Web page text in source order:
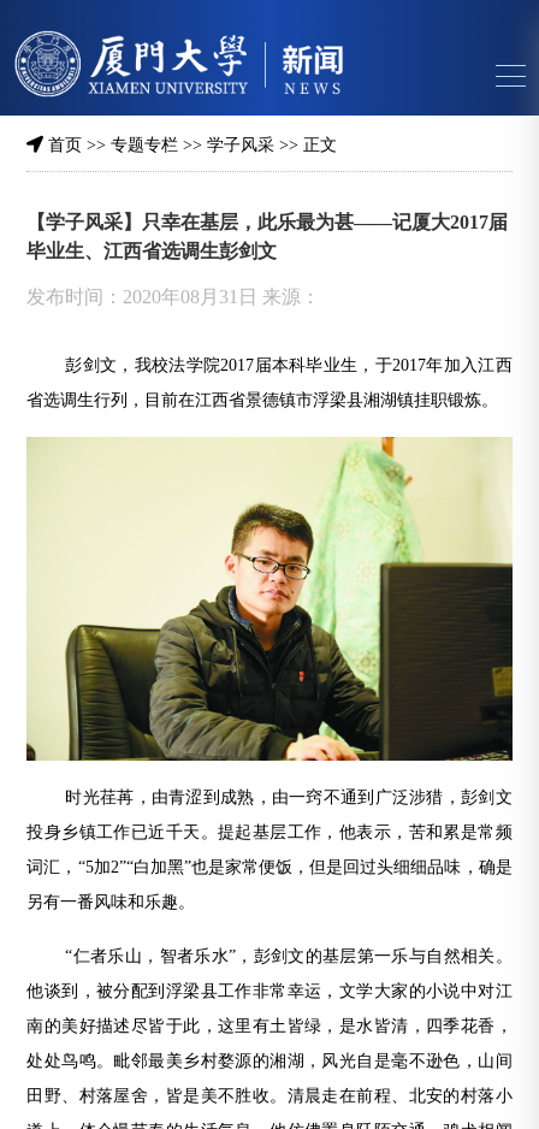
首页 >>专题专栏 >>学子风采 >> 正文
【学子风采】只幸在基层，此乐最为甚——记厦大2017届
毕业生、江西省选调生彭剑文
发布时间：2020年08月31日 来源：
彭剑文，我校法学院2017届本科毕业生，于2017年加入江西
省选调生行列，目前在江西省景德镇市浮梁县湘湖镇挂职锻炼。
时光荏苒，由青涩到成熟，由一窍不通到广泛涉猎，彭剑文
投身乡镇工作已近千天。提起基层工作，他表示，苦和累是常频
词汇，“5加2”“白加黑”也是家常便饭，但是回过头细细品味，确是
另有一番风味和乐趣。
“仁者乐山，智者乐水”，彭剑文的基层第一乐与自然相关。
他谈到，被分配到浮梁县工作非常幸运，文学大家的小说中对江
南的美好描述尽皆于此，这里有土皆绿，是水皆清，四季花香，
处处鸟鸣。毗邻最美乡村婺源的湘湖，风光自是毫不逊色，山间
田野、村落屋舍，皆是美不胜收。清晨走在前程、北安的村落小